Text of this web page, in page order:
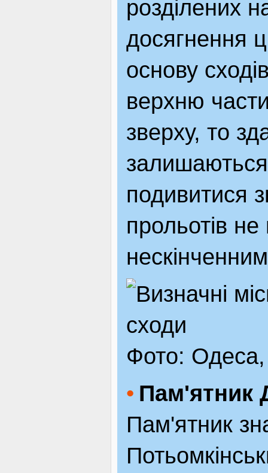
розділених
досягнення
основу
верхню
зверху, то
подивитися
прольотів
Фото: Одеса,
Пам'ятник
Пам'ятник